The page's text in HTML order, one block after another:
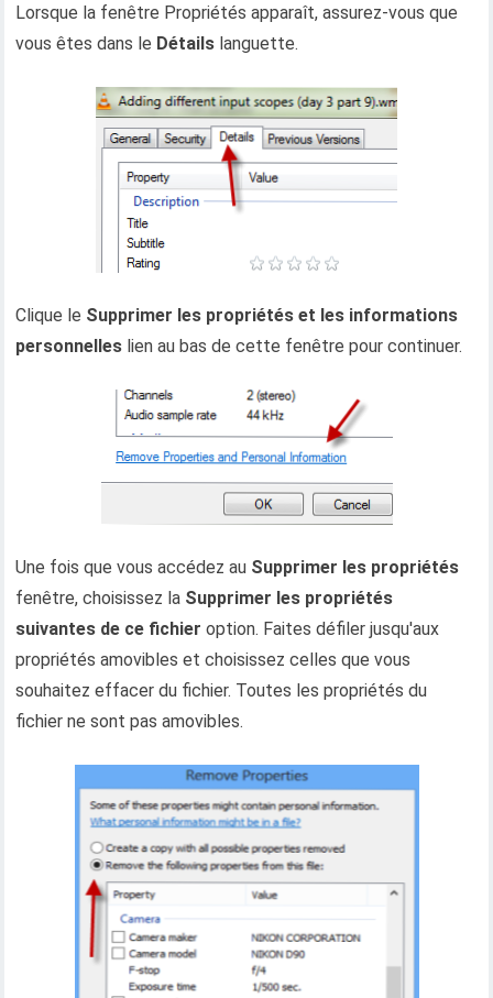
Lorsque la fenêtre Propriétés apparaît, assurez-vous que
vous êtes dans le Détails languette.
Clique le Supprimer les propriétés et les informations
personnelles lien au bas de cette fenêtre pour continuer.
Une fois que vous accédez au Supprimer les propriétés
fenêtre, choisissez la Supprimer les propriétés
suivantes de ce fichier option. Faites défiler jusqu'aux
propriétés amovibles et choisissez celles que vous
souhaitez effacer du fichier. Toutes les propriétés du
fichier ne sont pas amovibles.